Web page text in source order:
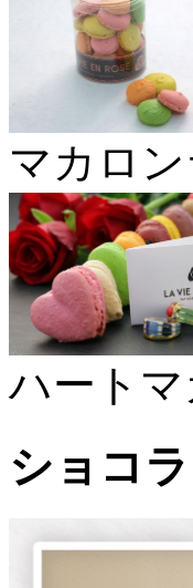
マカロ
ハート
ショコラ